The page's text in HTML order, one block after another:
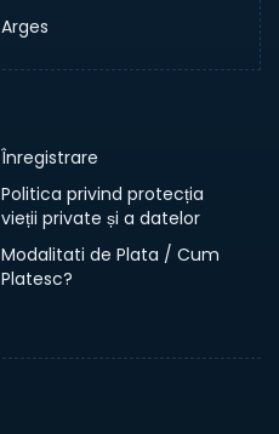
Arges
Înregistrare
Politica privind protecția
vieții private și a datelor
Modalitati de Plata / Cum
Platesc?